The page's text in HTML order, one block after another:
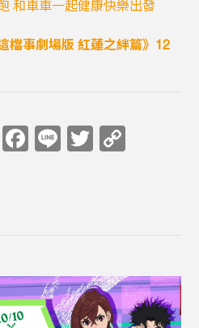
和車車一起健康快樂出發
檔事劇場版 紅蓮之絆篇》12
Facebook
LineTwitter